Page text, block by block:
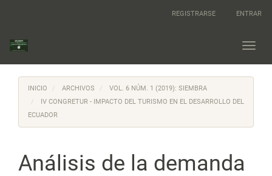
principal
Barra
lateral
REGISTRARSE ENTRAR
INICIO ARCHIVOS
VOL. 6 NÚM. 1 (2019): SIEMBRA
IV CONGRETUR - IMPACTO DEL TURISMO EN EL DESARROLLO DEL
ECUADOR
Análisis de la demanda